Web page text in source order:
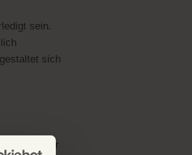
sein.
sich
auch mehr